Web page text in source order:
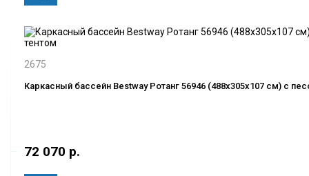
2675
Каркасный бассейн Bestway Ротанг 56946 (488х305х107 см) с
72 070 р.